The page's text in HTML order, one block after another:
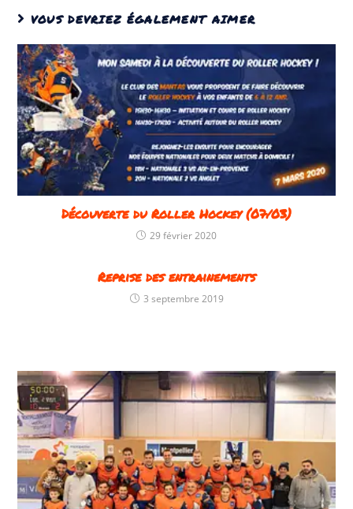
VOUS DEVRIEZ ÉGALEMENT AIMER
Découverte du Roller Hockey (07/03)
29 février 2020
Reprise des entrainements
3 septembre 2019